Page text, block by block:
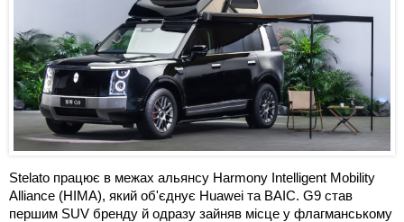
Stelato працює в межах альянсу Harmony Intelligent Mobility
Alliance (HIMA), який об'єднує Huawei та BAIC. G9 став
першим SUV бренду й одразу зайняв місце у флагманському